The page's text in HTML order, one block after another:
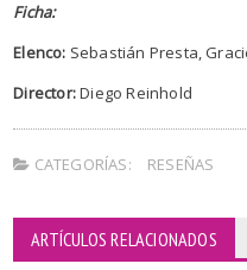
Ficha:
Elenco: Sebastián Presta,
Director:Diego Reinhold
CATEGORÍAS: RESEÑAS
ARTÍCULOS RELACIONADOS